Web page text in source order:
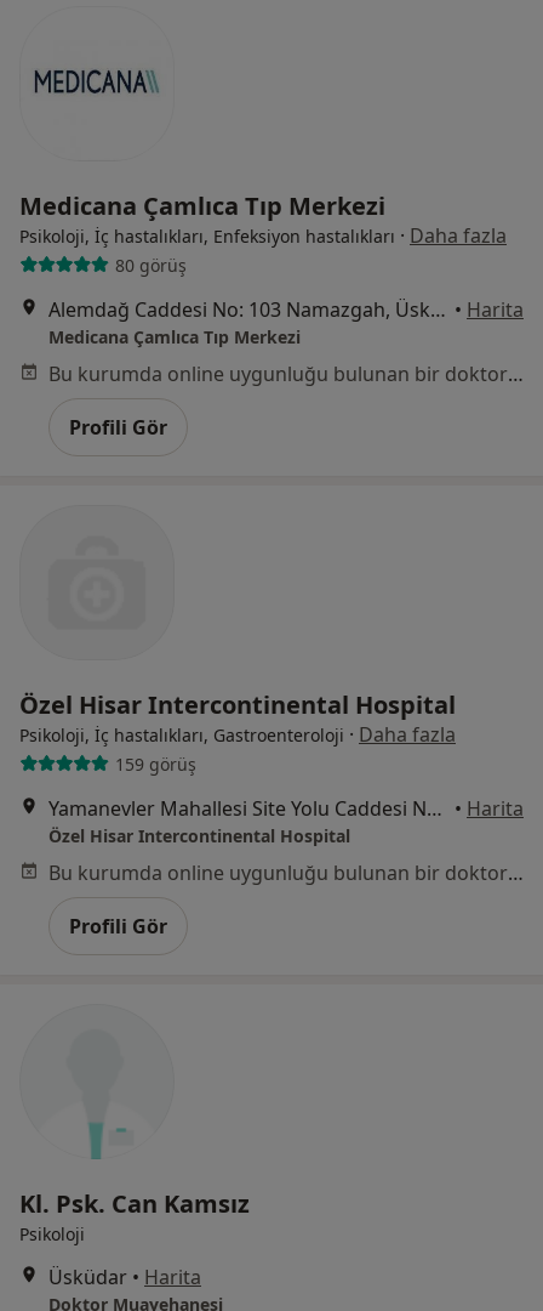
Medicana Çamlıca Tıp Merkezi
Psikoloji, İç hastalıkları, Enfeksiyon hastalıkları · Daha fazla
80 görüş
Alemdağ Caddesi No: 103 Namazgah, Üsküdar • Harita
Medicana Çamlıca Tıp Merkezi
Bu kurumda online uygunluğu bulunan bir doktor veya uzman bulunamadı
Profili Gör
Özel Hisar Intercontinental Hospital
Psikoloji, İç hastalıkları, Gastroenteroloji · Daha fazla
159 görüş
Yamanevler Mahallesi Site Yolu Caddesi No:7, Ümraniye • Harita
Özel Hisar Intercontinental Hospital
Bu kurumda online uygunluğu bulunan bir doktor veya uzman bulunamadı
Profili Gör
Kl. Psk. Can Kamsız
Psikoloji
Üsküdar • Harita
Doktor Muayehanesi